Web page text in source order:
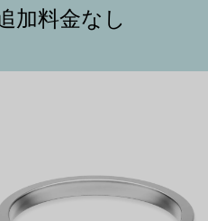
加料金なし